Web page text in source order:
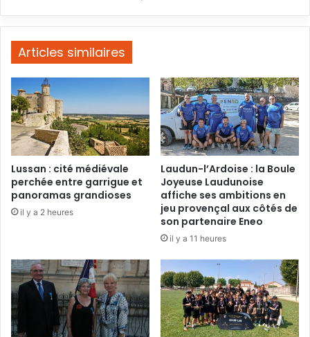
Articles similaires
Lussan : cité médiévale
perchée entre garrigue et
panoramas grandioses
il y a 2 heures
Laudun-l’Ardoise : la Boule
Joyeuse Laudunoise
affiche ses ambitions en
jeu provençal aux côtés de
son partenaire Eneo
il y a 11 heures